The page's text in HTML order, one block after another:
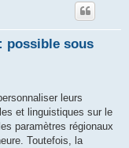
possible sous
leurs
et linguistiques sur le
paramètres régionaux
Toutefois, la